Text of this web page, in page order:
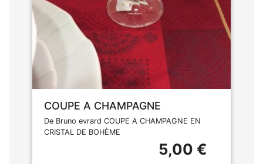
COUPE A CHAMPAGNE
De Bruno evrard COUPE A CHAMPAGNE EN
CRISTAL DE BOHÈME
5,00 €